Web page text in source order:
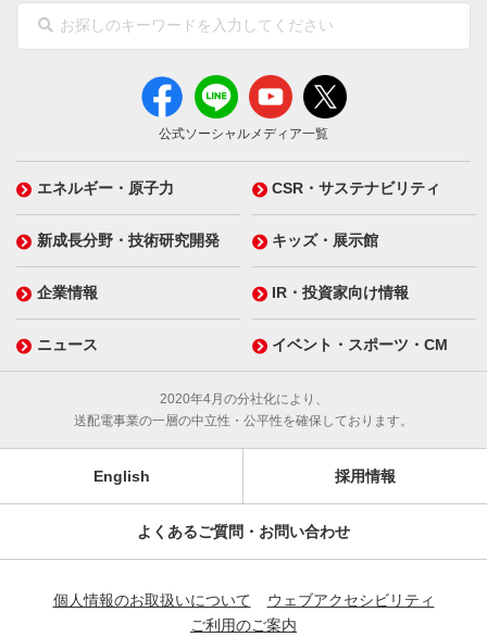
公式ソーシャルメディア一覧
エネルギー・原子力 CSR・サステナビリティ
新成長分野・技術研究開発 キッズ・展示館
企業情報 IR・投資家向け情報
ニュース イベント・スポーツ・CM
2020年4月の分社化により、
送配電事業の一層の中立性・公平性を確保しております。
English 採用情報
よくあるご質問・お問い合わせ
個人情報のお取扱いについて
ウェブアクセシビリティ
ご利用のご案内